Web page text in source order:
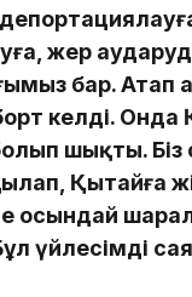
жер
бар. Атап
келді. Онда
шықты. Біз
Қытайға
осындай
үйлесімді